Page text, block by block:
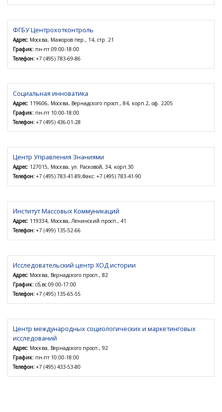
ФГБУ Центрохотконтроль
Адрес: Москва, Мажоров пер., 14, стр. 21
График: пн-пт 09:00-18:00
Телефон: +7 (495) 783-69-86
Социальная инноватика
Адрес: 119606, Москва, Вернадского просп., 84, корп.2, оф. 2205
График: пн-пт 10:00-18:00
Телефон: +7 (495) 436-01-28
Центр Управления Знаниями
Адрес: 127015, Москва, ул. Расковой, 34, корп.30
Телефон: +7 (495) 783-41-89,Факс: +7 (495) 783-41-90
Институт Массовых Коммуникаций
Адрес: 119334, Москва, Ленинский просп., 41
Телефон: +7 (499) 135-52-66
Исследовательский центр ХОД истории
Адрес: Москва, Вернадского просп., 82
График: сб,вс 09:00-17:00
Телефон: +7 (495) 135-65-55
Центр международных социологических и маркетинговых
исследований
Адрес: Москва, Вернадского просп., 92
График: пн-пт 10:00-18:00
Телефон: +7 (495) 433-53-80